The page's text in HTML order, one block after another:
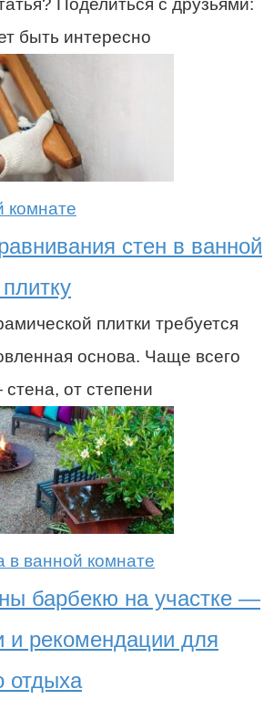
Поделиться с друзьями:
быть интересно
комнате
стен в ванной
плитки требуется
основа. Чаще всего
от степени
в ванной комнате
барбекю на участке —
и рекомендации для
отдыха